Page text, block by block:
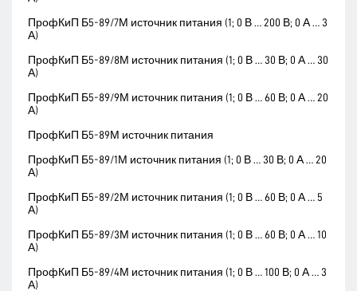
ПрофКиП Б5-89/7М источник питания (1; 0 В … 200 В; 0 А … 3
А)
ПрофКиП Б5-89/8М источник питания (1; 0 В … 30 В; 0 А … 30
А)
ПрофКиП Б5-89/9М источник питания (1; 0 В … 60 В; 0 А … 20
А)
ПрофКиП Б5-89М источник питания
ПрофКиП Б5-89/1М источник питания (1; 0 В … 30 В; 0 А … 20
А)
ПрофКиП Б5-89/2М источник питания (1; 0 В … 60 В; 0 А … 5
А)
ПрофКиП Б5-89/3М источник питания (1; 0 В … 60 В; 0 А … 10
А)
ПрофКиП Б5-89/4М источник питания (1; 0 В … 100 В; 0 А … 3
А)